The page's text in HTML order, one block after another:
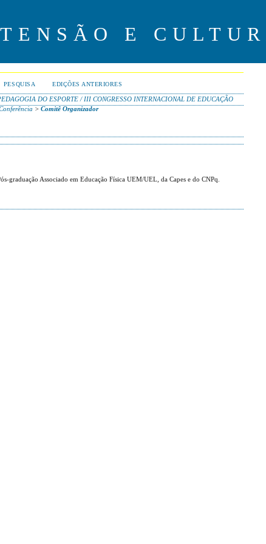
E
PESQUISA EDIÇÕES ANTERIORES
DO ESPORTE / III CONGRESSO INTERNACIONAL DE EDUCAÇÃO
> Comitê Organizador
graduação Associado em Educação Física UEM/UEL, da Capes e do CNPq.